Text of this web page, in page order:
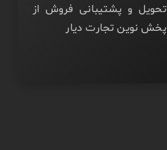
تحویل و پشتیبانی فروش از
پخش نوین تجارت دیار